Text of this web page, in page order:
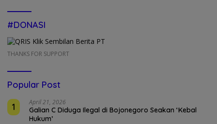
#DONASI
THANKS FOR SUPPORT
Popular Post
1
April 21, 2026
Galian C Diduga Ilegal di Bojonegoro Seakan ‘Kebal
Hukum’